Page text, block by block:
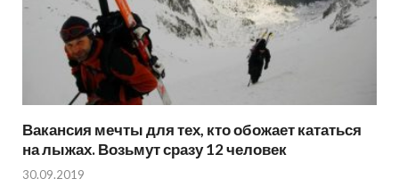
Вакансия мечты для тех, кто обожает кататься
на лыжах. Возьмут сразу 12 человек
30.09.2019